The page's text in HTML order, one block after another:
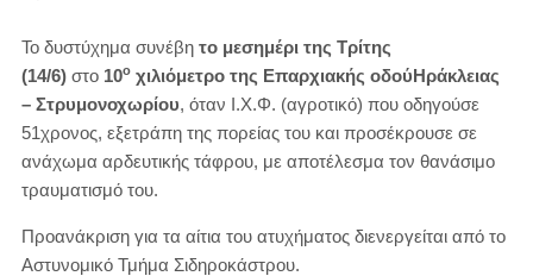
Το δυστύχημα συνέβη το μεσημέρι της Τρίτης
(14/6)στο 10οχιλιόμετρο της Επαρχιακής οδούΗράκλειας
– Στρυμονοχωρίου, όταν Ι.Χ.Φ. (αγροτικό) που οδηγούσε
51χρονος, εξετράπη της πορείας του και προσέκρουσε σε
ανάχωμα αρδευτικής τάφρου, με αποτέλεσμα τον θανάσιμο
τραυματισμό του.
Προανάκριση για τα αίτια του ατυχήματος διενεργείται από το
Αστυνομικό Τμήμα Σιδηροκάστρου.